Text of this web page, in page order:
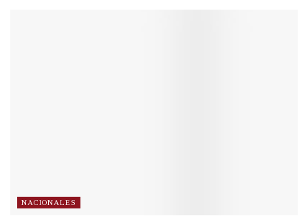
NACIONALES